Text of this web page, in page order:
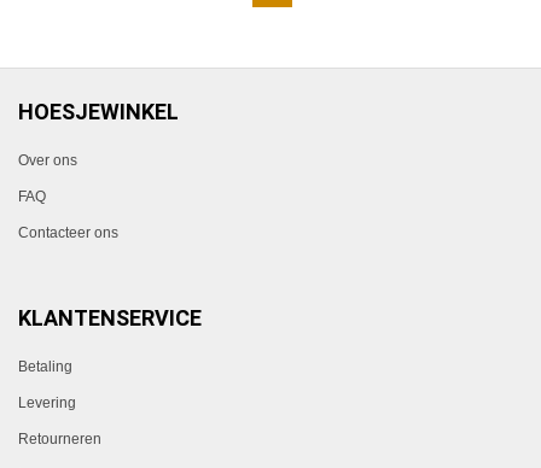
HOESJEWINKEL
Over ons
FAQ
Contacteer ons
KLANTENSERVICE
Betaling
Levering
Retourneren